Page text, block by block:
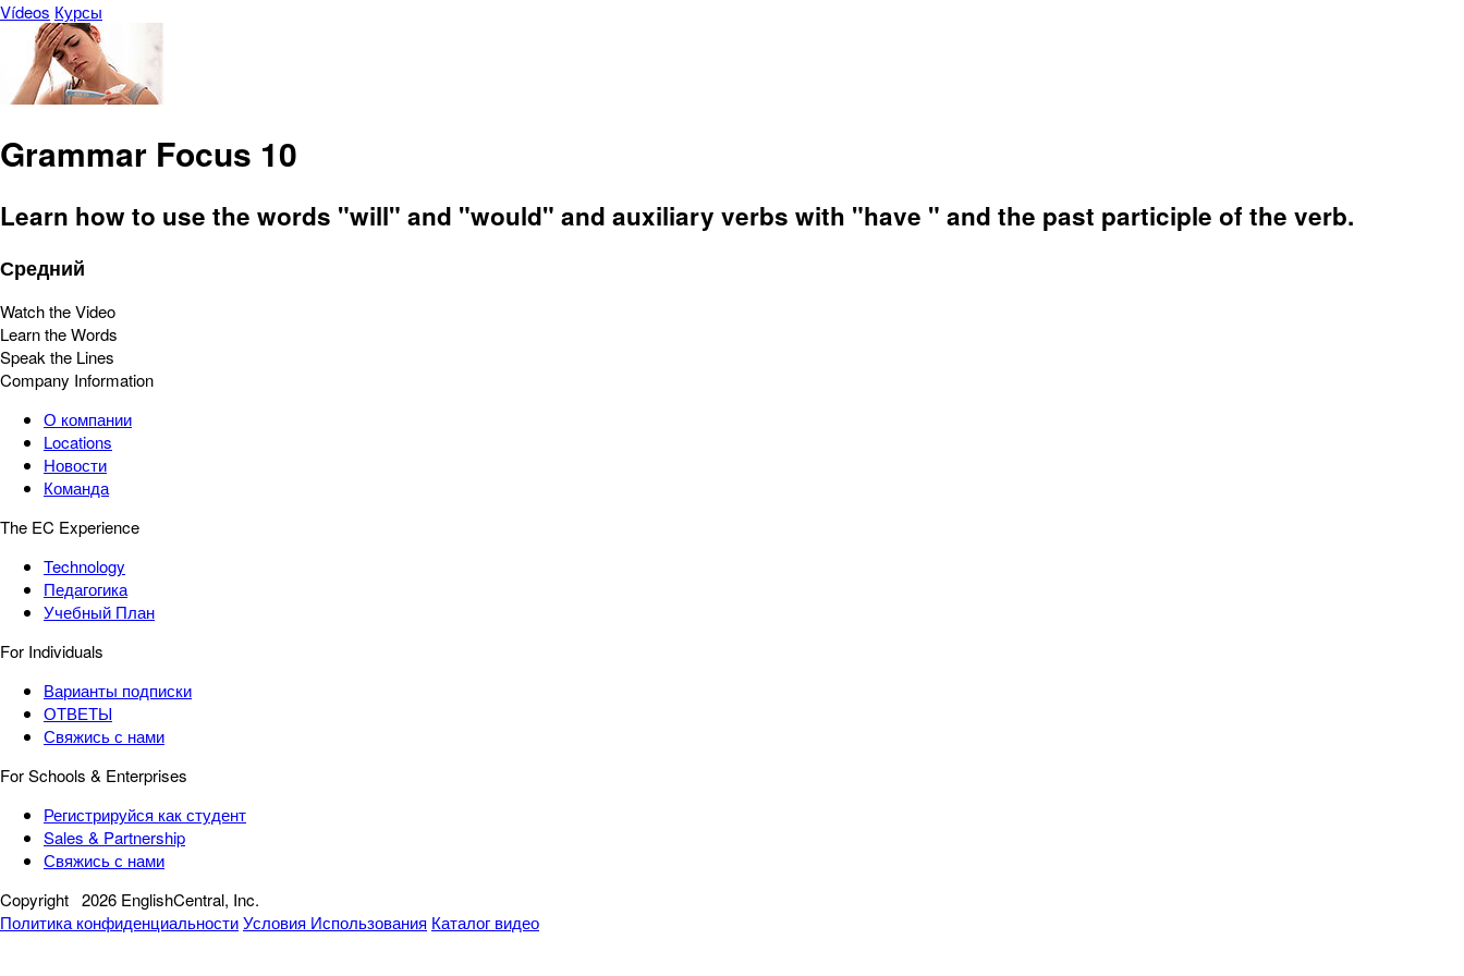
Vídeos Курсы
Grammar Focus 10
Learn how to use the words "will" and "would" and auxiliary verbs with "have " and the past participle of the verb.
Средний
Watch the Video
Learn the Words
Speak the Lines
Company Information
О компании
Locations
Новости
Команда
The EC Experience
Technology
Педагогика
Учебный План
For Individuals
Варианты подписки
ОТВЕТЫ
Свяжись с нами
For Schools & Enterprises
Регистрируйся как студент
Sales & Partnership
Свяжись с нами
Copyright 2026 EnglishCentral, Inc.
Политика конфиденциальностиУсловия Использования Каталог видео